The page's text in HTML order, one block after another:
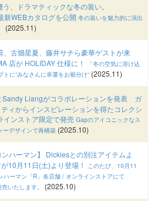
、ドラマティックな冬の装い。
新WEBカタログを公開 冬の装いを魅力的に演出
(2025.11)
、古畑星夏、藤井サチら豪華ゲストが来
店が HOLIDAY 仕様に！
「冬の空気に溶け込
に“みなさんに幸運をお裾分け“ (2025.11)
Sandy Liangがコラボレーションを発表 ガ
ィからインスピレーションを得たコレクシ
インストア限定で発売 Gapのアイコニックなス
デザインで再構築 (2025.10)
ンハーマン】 Dickiesとの別注アイテムよ
10月11日(土)より登場！
このたび、10月11
ハーマン「R」各店舗 / オンラインストアにて
いたします。
(2025.10)